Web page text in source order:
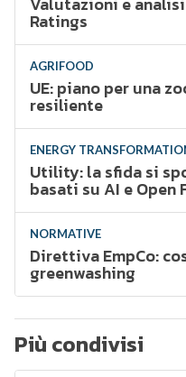
Ratings
AGRIFOOD
UE: piano per una
resiliente
ENERGY
Utility: la sfida si
basati su AI e Open
NORMATIVE
Direttiva EmpCo:
greenwashing
Più condivisi